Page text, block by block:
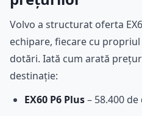
Volvo a structurat oferta
echipare, fiecare cu
dotări. Iată cum arată
destinație:
EX60 P6 Plus– 58.400